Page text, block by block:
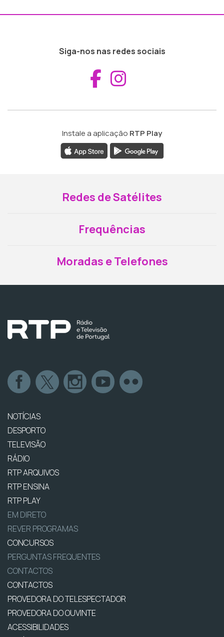
Siga-nos nas redes sociais
Aceder ao
Instale a aplicação RTP Play
Redes de Satélites
Frequências
Moradas e Telefones
NOTÍCIAS
DESPORTO
TELEVISÃO
RÁDIO
RTP ARQUIVOS
RTP ENSINA
RTP PLAY
EM DIRETO
REVER PROGRAMAS
CONCURSOS
PERGUNTAS FREQUENTES
CONTACTOS
CONTACTOS
PROVEDORA DO TELESPECTADOR
PROVEDORA DO OUVINTE
ACESSIBILIDADES